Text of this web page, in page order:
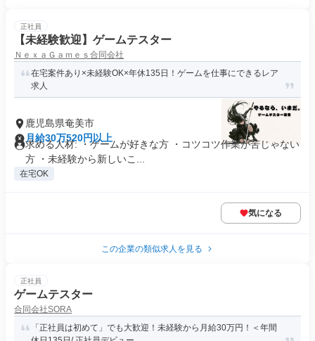
正社員
【未経験歓迎】ゲームテスター
ＮｅｘａＧａｍｅｓ合同会社
在宅案件あり×未経験OK×年休135日！ゲームを仕事にできるレア
求人
鹿児島県奄美市
月給30万520円以上
求める人材: ・ゲームが好きな方 ・コツコツ作業が苦じゃない
方 ・未経験から新しいこ...
在宅OK
気になる
この企業の類似求人を見る
正社員
ゲームテスター
合同会社SORA
「正社員は初めて」でも大歓迎！未経験から月給30万円！＜年間